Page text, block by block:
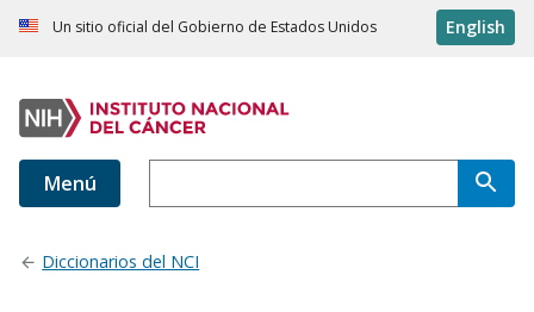
Un sitio oficial del Gobierno de Estados Unidos English
Menú
Diccionarios del NCI